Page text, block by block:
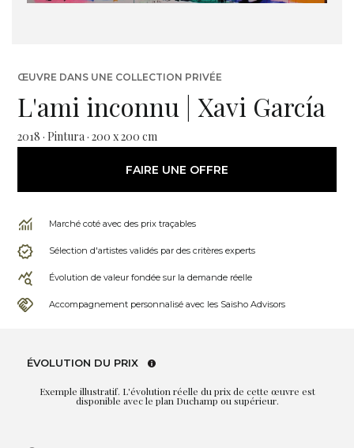
ŒUVRE DANS UNE COLLECTION PRIVÉE
L'ami inconnu | Xavi García
2018 · Pintura · 200 x 200 cm
FAIRE UNE OFFRE
Marché coté avec des prix traçables
Sélection d'artistes validés par des critères experts
Évolution de valeur fondée sur la demande réelle
Accompagnement personnalisé avec les Saisho Advisors
ÉVOLUTION DU PRIX
Exemple illustratif. L'évolution réelle du prix de cette œuvre est
disponible avec le plan Duchamp ou supérieur.